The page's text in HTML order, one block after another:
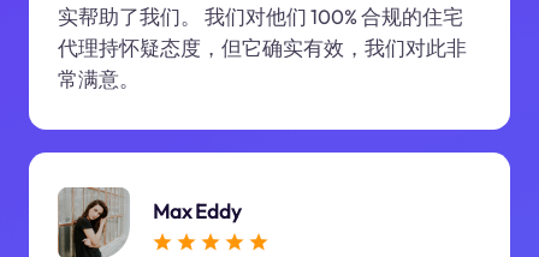
实帮助了我们。 我们对他们 100% 合规的住宅
代理持怀疑态度，但它确实有效，我们对此非
常满意。
Max Eddy